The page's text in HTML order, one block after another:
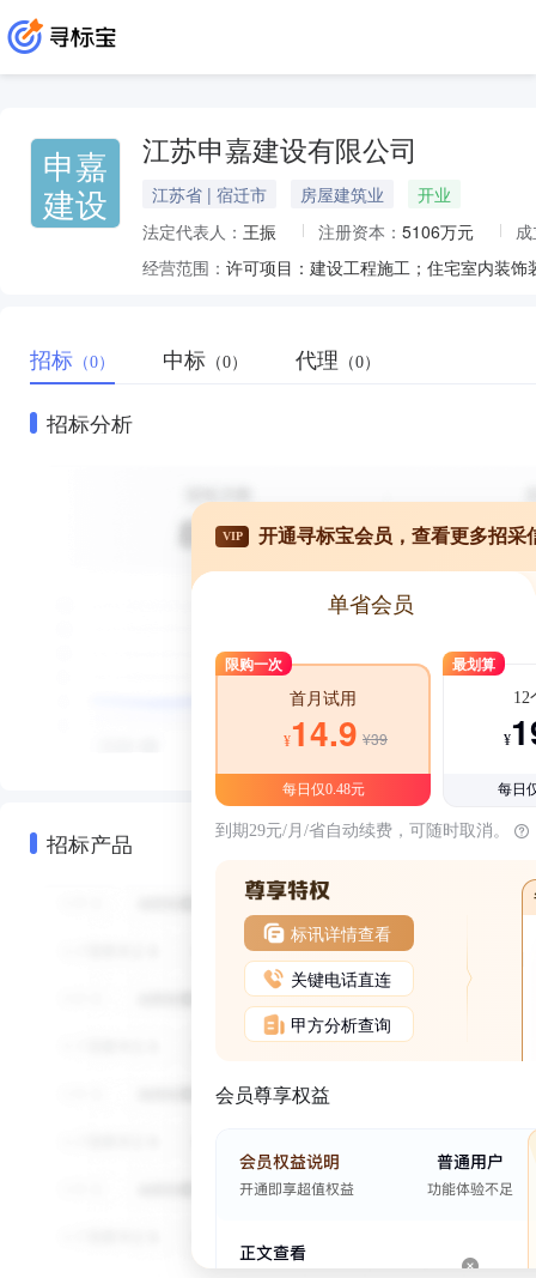
申嘉
建设
江苏申嘉建设有限公司
江苏省 | 宿迁市 房屋建筑业
开业
法定代表人： 王振 注册资本： 5106万元
经营范围：
招标 （0） 中标 （0） 代理 （0）
招标分析
招标产品
VIP 开通寻标宝会员，查看更多招采
单省会员
限购一次
首月试用
¥14.9 ¥39
每日仅0.48元
最划算
12
¥
每日
到期29元/月/省自动续费，可随时取消。
标讯详情查看
关键电话直连
甲方分析查询
会员尊享权益